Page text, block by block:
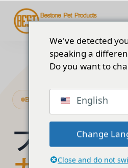
B2B OEM & ODM ドッグアパレ
プレミア
We've detected
speaking a
Do you want to
English
Change
Close and do not